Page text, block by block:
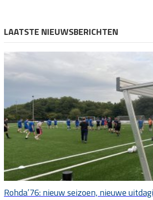
LAATSTE NIEUWSBERICHTEN
Rohda’76: nieuw seizoen, nieuwe